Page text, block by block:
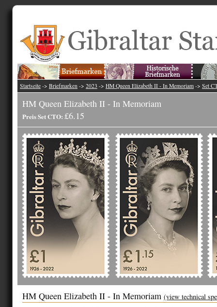
Startseite -> Briefmarken -> 2023 -> HM Queen Elizabeth II - In Memoriam -> Set
HM Queen Elizabeth II - In Memoriam
Preis Set CTO: £6.15
HM Queen Elizabeth II - In Memoriam (view technical